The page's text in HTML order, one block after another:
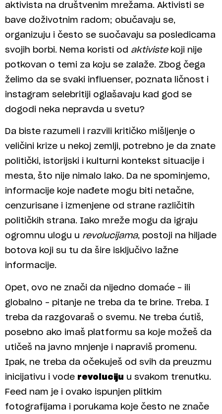
aktivista na društvenim mrežama. Aktivisti se
bave doživotnim radom; obučavaju se,
organizuju i često se suočavaju sa posledicama
svojih borbi. Nema koristi od aktiviste koji nije
potkovan o temi za koju se zalaže. Zbog čega
želimo da se svaki influenser, poznata ličnost i
instagram selebritiji oglašavaju kad god se
dogodi neka nepravda u svetu?
Da biste razumeli i razvili kritičko mišljenje o
veličini krize u nekoj zemlji, potrebno je da znate
politički, istorijski i kulturni kontekst situacije i
mesta, što nije nimalo lako. Da ne spominjemo,
informacije koje nađete mogu biti netačne,
cenzurisane i izmenjene od strane različitih
političkih strana. Iako mreže mogu da igraju
ogromnu ulogu u revolucijama, postoji na hiljade
botova koji su tu da šire isključivo lažne
informacije.
Opet, ovo ne znači da nijedno domaće – ili
globalno – pitanje ne treba da te brine. Treba. I
treba da razgovaraš o svemu. Ne treba ćutiš,
posebno ako imaš platformu sa koje možeš da
utičeš na javno mnjenje i napraviš promenu.
Ipak, ne treba da očekuješ od svih da preuzmu
inicijativu i vode revoluciju u svakom trenutku.
Feed nam je i ovako ispunjen plitkim
fotografijama i porukama koje često ne znače